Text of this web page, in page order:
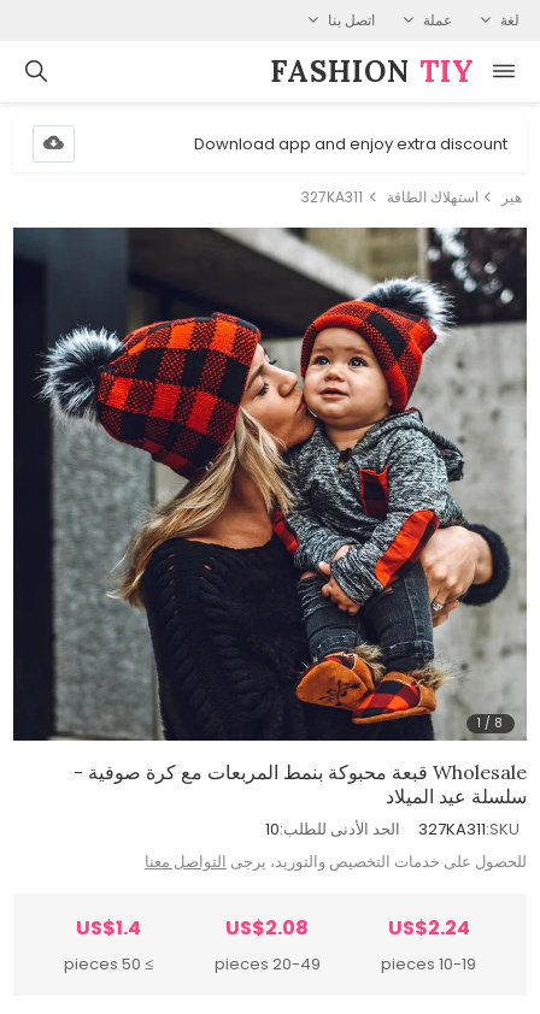
لغة عملة اتصل بنا
FASHION⁠ TIY
Download app and enjoy extra discount
هير استهلاك الطاقة 327KA311
1 / 8
Wholesale قبعة محبوكة بنمط المربعات مع كرة صوفية -
سلسلة عيد الميلاد
SKU:
327KA311 الحد الأدنى للطلب:10
للحصول على خدمات التخصيص والتوريد، يرجى التواصل معنا
US$2.24
10-19 pieces
US$2.08
20-49 pieces
US$1.4
≥ 50 pieces